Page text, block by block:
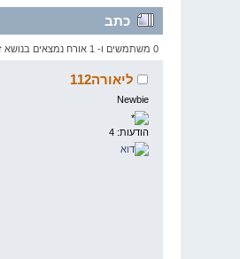
כתב
0 משתמשים ו- 1 אורח נמצאים בנושא זה.
ליאורה112
Newbie
הודעות: 4